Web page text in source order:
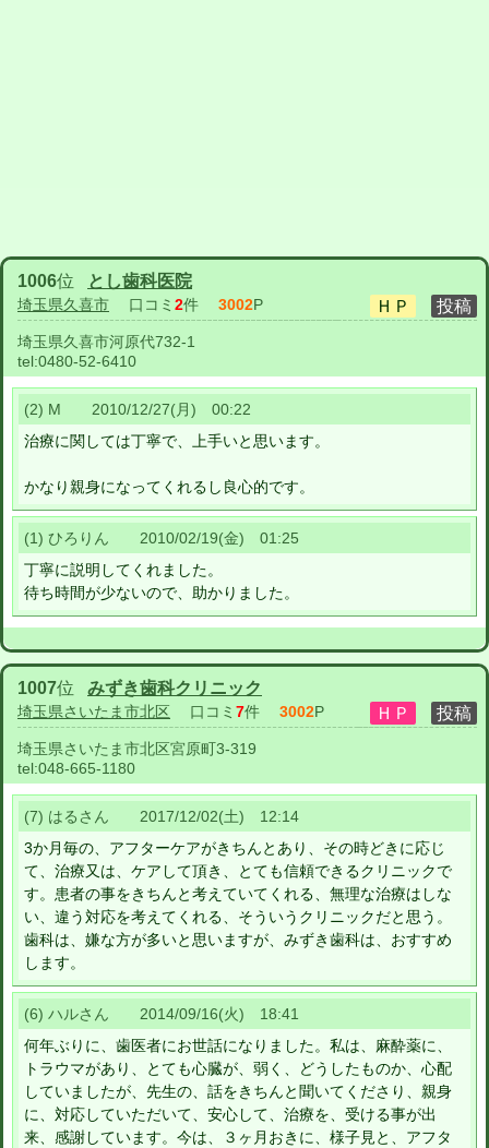
1006位 とし歯科医院
埼玉県久喜市 口コミ 2件 3002P
埼玉県久喜市河原代732-1
tel:0480-52-6410
(2) M 2010/12/27(月) 00:22
治療に関しては丁寧で、上手いと思います。
かなり親身になってくれるし良心的です。
(1) ひろりん 2010/02/19(金) 01:25
丁寧に説明してくれました。
待ち時間が少ないので、助かりました。
1007位 みずき歯科クリニック
埼玉県さいたま市北区 口コミ 7件 3002P
埼玉県さいたま市北区宮原町3-319
tel:048-665-1180
(7) はるさん 2017/12/02(土) 12:14
3か月毎の、アフターケアがきちんとあり、その時どきに応じ
て、治療又は、ケアして頂き、とても信頼できるクリニックで
す。患者の事をきちんと考えていてくれる、無理な治療はしな
い、違う対応を考えてくれる、そういうクリニックだと思う。
歯科は、嫌な方が多いと思いますが、みずき歯科は、おすすめ
します。
(6) ハルさん 2014/09/16(火) 18:41
何年ぶりに、歯医者にお世話になりました。私は、麻酔薬に、
トラウマがあり、とても心臓が、弱く、どうしたものか、心配
していましたが、先生の、話をきちんと聞いてくださり、親身
に、対応していただいて、安心して、治療を、受ける事が出
来、感謝しています。今は、３ヶ月おきに、様子見と、アフタ